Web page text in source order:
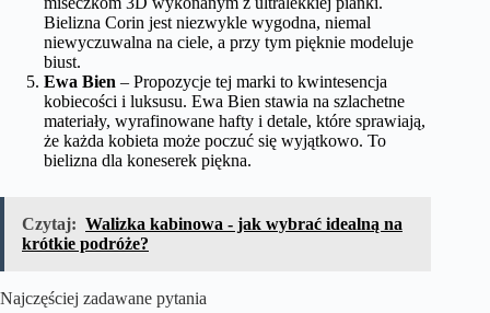
Bielizna Corin jest niezwykle wygodna, niemal
niewyczuwalna na ciele, a przy tym pięknie modeluje
biust.
Ewa Bien – Propozycje tej marki to kwintesencja
kobiecości i luksusu. Ewa Bien stawia na szlachetne
materiały, wyrafinowane hafty i detale, które sprawiają,
że każda kobieta może poczuć się wyjątkowo. To
bielizna dla koneserek piękna.
Czytaj: Walizka kabinowa - jak wybrać idealną na
krótkie podróże?
Najczęściej zadawane pytania